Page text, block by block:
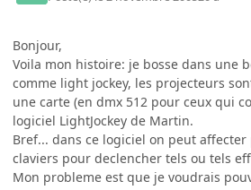
Bonjour,
Voila mon histoire: je bosse dans une
comme light jockey, les projecteurs
une carte (en dmx 512 pour ceux qui
logiciel LightJockey de Martin.
Bref... dans ce logiciel on peut
claviers pour declencher tels ou tels
Mon probleme est que je voudrais